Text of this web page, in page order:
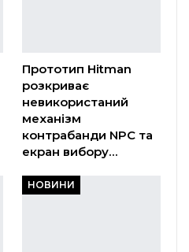
Прототип Hitman
розкриває
невикористаний
механізм
контрабанди NPC та
екран вибору…
НОВИНИ